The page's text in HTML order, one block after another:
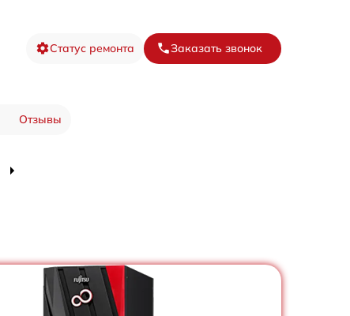
Статус ремонта Заказать звонок
Отзывы